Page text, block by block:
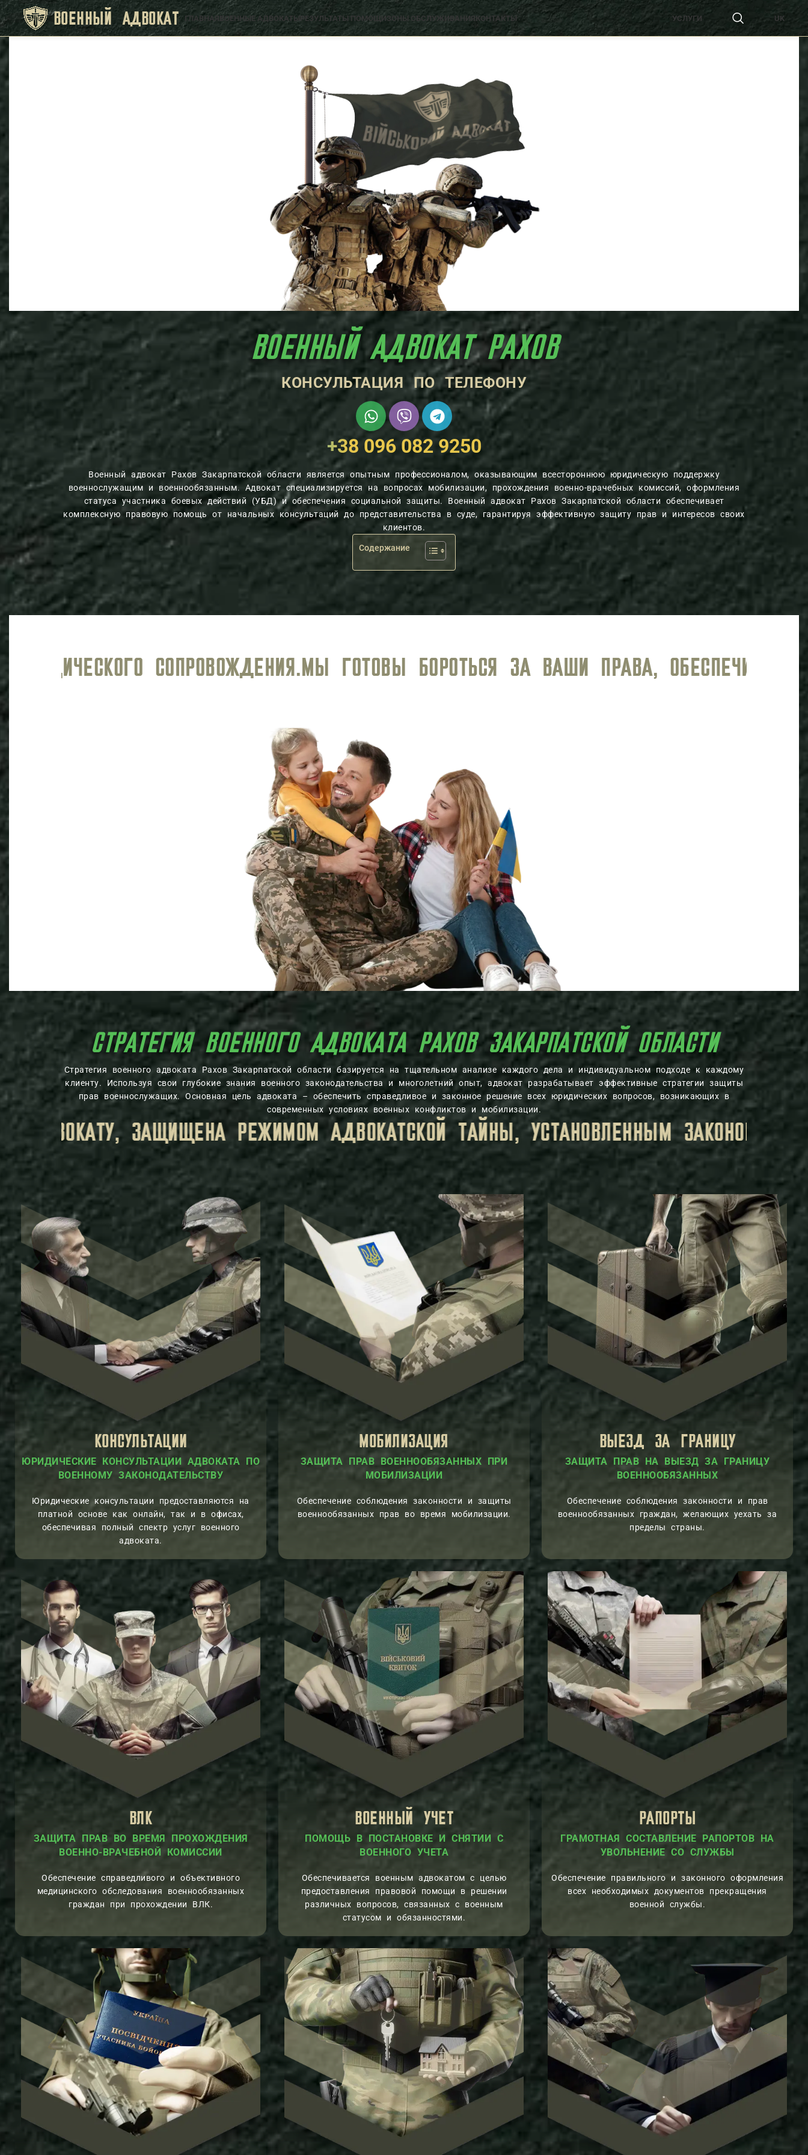
ВОЕННЫЙ АДВОКАТ ГЛАВНАЯВОЕННЫЕ АДВОКАТЫРЕЗУЛЬТАТЫ ПОМОЩИ ЗОНЫ ОБСЛУЖИВАНИЯ КОНТАКТЫ УСЛУГИ UK
ВОЕННЫЙ АДВОКАТ РАХОВ
КОНСУЛЬТАЦИЯ ПО ТЕЛЕФОНУ
+38 096 082 9250
Военный адвокат Рахов Закарпатской области является опытным профессионалом, оказывающим всестороннюю юридическую поддержку
военнослужащим и военнообязанным. Адвокат специализируется на вопросах мобилизации, прохождения военно-врачебных комиссий, оформления
статуса участника боевых действий (УБД) и обеспечения социальной защиты. Военный адвокат Рахов Закарпатской области обеспечивает
комплексную правовую помощь от начальных консультаций до представительства в суде, гарантируя эффективную защиту прав и интересов своих
клиентов.
Содержание
ГОТОВЫ БОРОТЬСЯ ЗА ВАШИ ПРАВА, ОБЕСПЕЧИВАЯ ВЫСОКИЙ УРОВЕНЬ ЮРИДИЧЕСКОГО
СТРАТЕГИЯ ВОЕННОГО АДВОКАТА РАХОВ ЗАКАРПАТСКОЙ ОБЛАСТИ
Стратегия военного адвоката Рахов Закарпатской области базируется на тщательном анализе каждого дела и индивидуальном подходе к каждому
клиенту. Используя свои глубокие знания военного законодательства и многолетний опыт, адвокат разрабатывает эффективные стратегии защиты
прав военнослужащих. Основная цель адвоката – обеспечить справедливое и законное решение всех юридических вопросов, возникающих в
современных условиях военных конфликтов и мобилизации.
ТАЙНЫ, УСТАНОВЛЕННЫМ ЗАКОНОМ.ВСЯ ЛИЧНАЯ ИНФОРМАЦИЯ, КОТОРУЮ ВЫ
КОНСУЛЬТАЦИИ
ЮРИДИЧЕСКИЕ КОНСУЛЬТАЦИИ АДВОКАТА ПО
ВОЕННОМУ ЗАКОНОДАТЕЛЬСТВУ
Юридические консультации предоставляются на
платной основе как онлайн, так и в офисах,
обеспечивая полный спектр услуг военного
адвоката.
МОБИЛИЗАЦИЯ
ЗАЩИТА ПРАВ ВОЕННООБЯЗАННЫХ ПРИ
МОБИЛИЗАЦИИ
Обеспечение соблюдения законности и защиты
военнообязанных прав во время мобилизации.
ВЫЕЗД ЗА ГРАНИЦУ
ЗАЩИТА ПРАВ НА ВЫЕЗД ЗА ГРАНИЦУ
ВОЕННООБЯЗАННЫХ
Обеспечение соблюдения законности и прав
военнообязанных граждан, желающих уехать за
пределы страны.
ВЛК
ЗАЩИТА ПРАВ ВО ВРЕМЯ ПРОХОЖДЕНИЯ
ВОЕННО-ВРАЧЕБНОЙ КОМИССИИ
Обеспечение справедливого и объективного
медицинского обследования военнообязанных
граждан при прохождении ВЛК.
ВОЕННЫЙ УЧЕТ
ПОМОЩЬ В ПОСТАНОВКЕ И СНЯТИИ С
ВОЕННОГО УЧЕТА
Обеспечивается военным адвокатом с целью
предоставления правовой помощи в решении
различных вопросов, связанных с военным
статусом и обязанностями.
РАПОРТЫ
ГРАМОТНАЯ СОСТАВЛЕНИЕ РАПОРТОВ НА
УВОЛЬНЕНИЕ СО СЛУЖБЫ
Обеспечение правильного и законного оформления
всех необходимых документов прекращения
военной службы.